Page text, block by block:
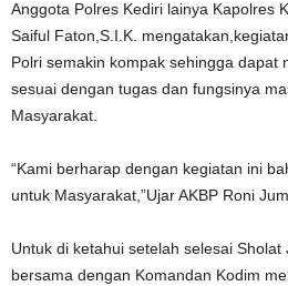
Anggota Polres Kediri lainya Kapolres
Saiful Faton,S.I.K.
Polri semakin kompak sehingga dapat
sesuai dengan tugas dan fungsinya
Masyarakat.
“Kami berharap dengan kegiatan ini
untuk Masyarakat,”Ujar AKBP Roni
Untuk di ketahui setelah selesai Sholat
bersama dengan Komandan Kodim